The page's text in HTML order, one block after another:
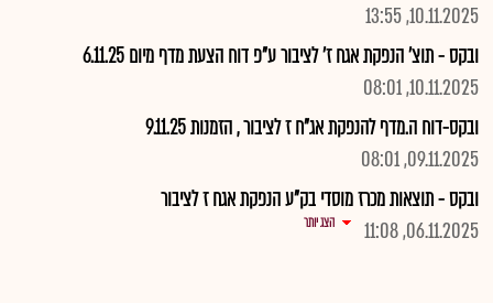
10.11.2025, 13:55
ובקס - תוצ' הנפקת אגח ז' לציבור ע"פ דוח הצעת מדף מיום 6.11.25
10.11.2025, 08:01
ובקס-דוח ה.מדף להנפקת אג"ח ז לציבור , הזמנות 9.11.25
09.11.2025, 08:01
ובקס - תוצאות מכרז מוסדי בק"ע הנפקת אגח ז לציבור
06.11.2025, 11:08
הצג יותר